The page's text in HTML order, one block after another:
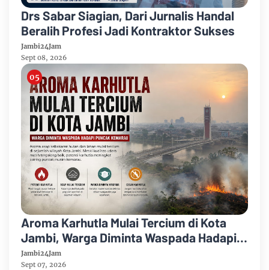
Drs Sabar Siagian, Dari Jurnalis Handal
Beralih Profesi Jadi Kontraktor Sukses
Jambi24Jam
Sept 08, 2026
Aroma Karhutla Mulai Tercium di Kota
Jambi, Warga Diminta Waspada Hadapi
Puncak Kemarau
Jambi24Jam
Sept 07, 2026